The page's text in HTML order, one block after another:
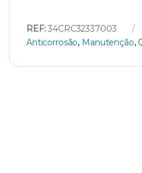
REF:34CRC32337003
Anticorrosão, Manutenção,